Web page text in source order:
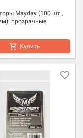
Mayday (100 шт.,
прозрачные
Купить